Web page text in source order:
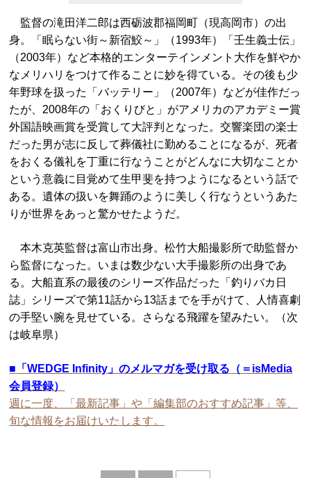
監督の滝田洋二郎は西砺波郡福岡町（現高岡市）の出
身。「眠らない街～新宿鮫～」（1993年）「壬生義士伝」
（2003年）など本格的エンターテインメント大作を鮮やか
なメリハリをつけて作ることに妙を得ている。その後も少
年野球を扱った「バッテリー」（2007年）などが佳作だっ
たが、2008年の「おくりびと」がアメリカのアカデミー賞
外国語映画賞を受賞して大評判となった。交響楽団の楽士
だった男が志に反して葬儀社に勤めることになるが、死者
をおくる儀礼を丁重に行なうことがどんなに大切なことか
という意義に目覚めて生甲斐を持つようになるという話で
ある。遺体の扱いを舞踊のように美しく行なうというあた
りが世界をあっと驚かせたようだ。
本木克英監督は富山市出身。松竹大船撮影所で助監督か
ら監督になった。いまは数少ない大手撮影所の出身であ
る。大船直系の最後のシリーズ作品だった「釣りバカ日
誌」シリーズで第11話から13話までを手がけて、人情喜劇
の手堅い腕を見せている。さらなる飛躍を望みたい。（次
は岐阜県）
■ 「WEDGE Infinity」のメルマガを受け取る（＝isMedia
会員登録）
週に一度、「最新記事」や「編集部のおすすめ記事」等、
旬な情報をお届けいたします。